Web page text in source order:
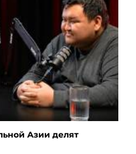
Азии делят